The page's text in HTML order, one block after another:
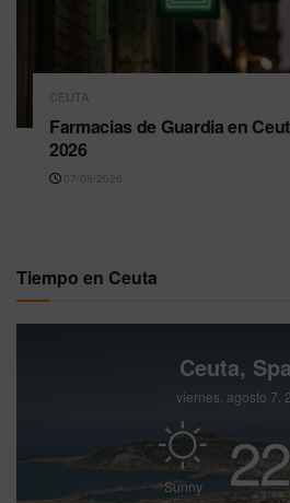
CEUTA
Farmacias de Guardia en
2026
07/08/2026
Tiempo en Ceuta
Ceuta,
viernes, agosto 7,
Sunny 22